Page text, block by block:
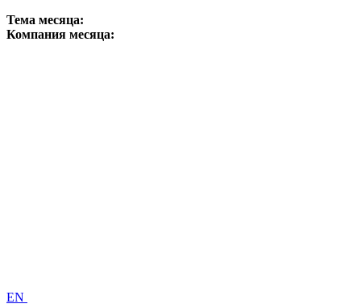
Тема месяца:
Компания месяца:
EN